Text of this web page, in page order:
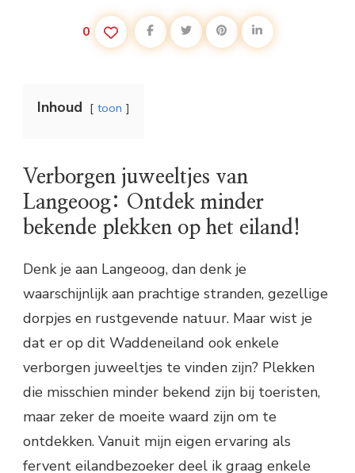
0
Inhoud toon
Verborgen juweeltjes van
Langeoog: Ontdek minder
bekende plekken op het eiland!
Denk je aan Langeoog, dan denk je
waarschijnlijk aan prachtige stranden, gezellige
dorpjes en rustgevende natuur. Maar wist je
dat er op dit Waddeneiland ook enkele
verborgen juweeltjes te vinden zijn? Plekken
die misschien minder bekend zijn bij toeristen,
maar zeker de moeite waard zijn om te
ontdekken. Vanuit mijn eigen ervaring als
fervent eilandbezoeker deel ik graag enkele